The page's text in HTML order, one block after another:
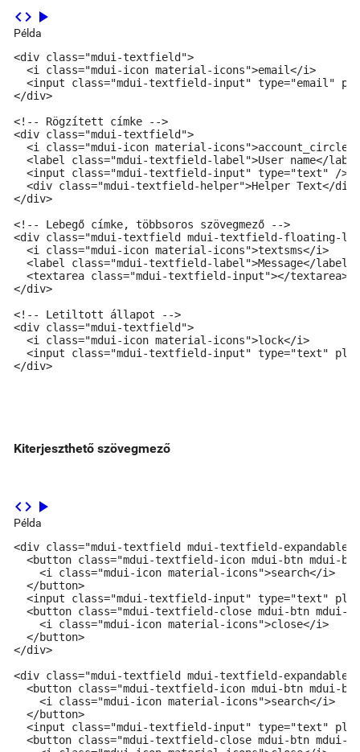
code play_arrow
Példa
<div class="mdui-textfield">
  <i class="mdui-icon material-icons">email</i>
<input class="mdui-textfield-input" type="email"
</div>
<!-- Rögzített címke -->
<div class="mdui-textfield">
<i class="mdui-icon material-
<label class="mdui-textfield-label">User name</
  <input class="mdui-textfield-input" type="text" />
  <div class="mdui-textfield-helper">Helper Text</div>
</div>
<!-- Lebegő címke, többsoros szövegmező -->
<div class="mdui-textfield mdui-textfield-floating-
  <i class="mdui-icon material-icons">textsms</i>
  <label class="mdui-textfield-label">Message</label>
  <textarea class="mdui-textfield-input"></textarea>
</div>
<!-- Letiltott állapot -->
<div class="mdui-textfield">
  <i class="mdui-icon material-icons">lock</i>
<input class="mdui-textfield-input" type="text"
</div>
Kiterjeszthető szövegmező
code play_arrow
Példa
<div class="mdui-textfield mdui-textfield-expandable">
<button class="mdui-textfield-icon mdui-btn mdui-
    <i class="mdui-icon material-icons">search</i>
  </button>
<input class="mdui-textfield-input" type="text"
<button class="mdui-textfield-close mdui-btn mdui-
    <i class="mdui-icon material-icons">close</i>
  </button>
</div>
<div class="mdui-textfield mdui-textfield-expandable
<button class="mdui-textfield-icon mdui-btn mdui-
    <i class="mdui-icon material-icons">search</i>
  </button>
<input class="mdui-textfield-input" type="text"
<button class="mdui-textfield-close mdui-btn mdui-